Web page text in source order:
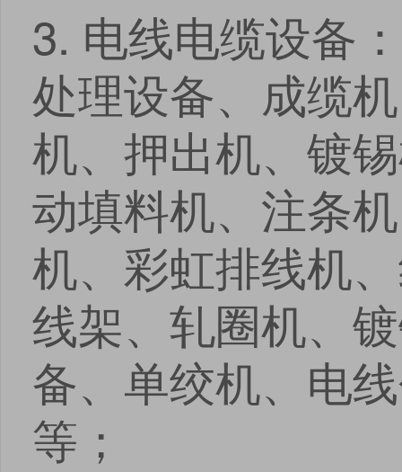
3. 电线电缆设备
处理设备、成缆
机、押出机、镀
动填料机、注条
机、彩虹排线机
线架、轧圈机、
备、单绞机、电
等；